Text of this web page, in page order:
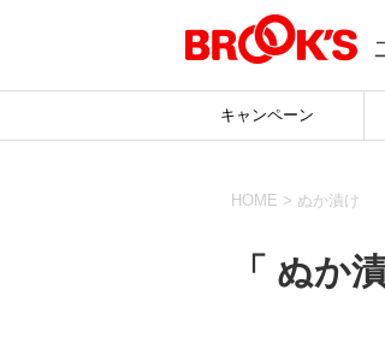
キャンペーン
HOME > ぬか漬け
「 ぬか